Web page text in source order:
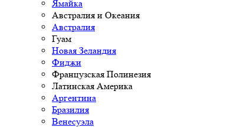
Ямайка
Австралия и Океания
Австралия
Гуам
Новая Зеландия
Фиджи
Французская Полинезия
Латинская Америка
Аргентина
Бразилия
Венесуэла